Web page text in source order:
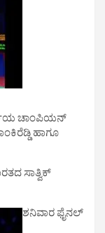
ಚಾಂಪಿಯನ್​
ಹಾಗೂ
ಸಾತ್ವಿಕ್‌
ಶನಿವಾರ ಫೈನಲ್​